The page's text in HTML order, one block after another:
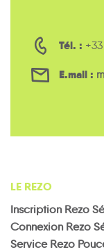
Tél. :
E.mail :
LE REZO
Inscription Rezo
Connexion Rezo
Service Rezo